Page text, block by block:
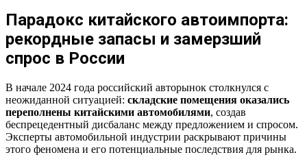
Парадокс китайского автоимпорта:
рекордные запасы и замерзший
спрос в России
В начале 2024 года российский авторынок столкнулся с
неожиданной ситуацией: складские помещения оказались
переполнены китайскими автомобилями, создав
беспрецедентный дисбаланс между предложением и спросом.
Эксперты автомобильной индустрии раскрывают причины
этого феномена и его потенциальные последствия для рынка.